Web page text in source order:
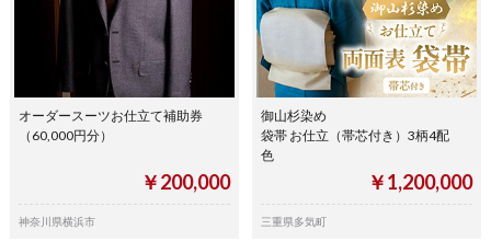
オーダースーツお仕立て補助券
（60,000円分）
￥200,000
神奈川県横浜市
御山杉染め
袋帯 お仕立（帯芯付き）3柄4配
色
￥1,200,000
三重県多気町